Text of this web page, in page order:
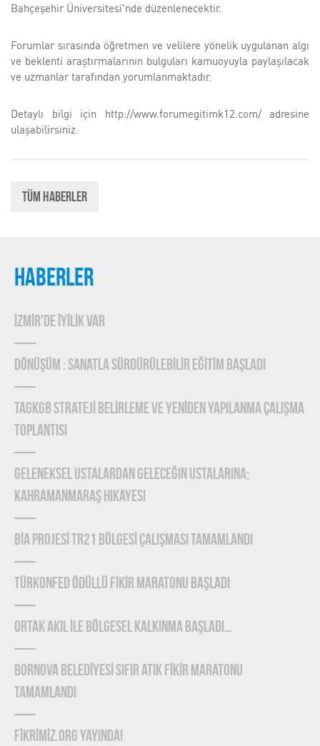
Bahçeşehir Üniversitesi'nde düzenlenecektir.
Forumlar sırasında öğretmen ve velilere yönelik uygulanan algı
ve beklenti araştırmalarının bulguları kamuoyuyla paylaşılacak
ve uzmanlar tarafından yorumlanmaktadır.
Detaylı bilgi için http://www.forumegitimk12.com/ adresine
ulaşabilirsiniz.
Tüm Haberler
HABERLER
İZMİR'DE İYİLİK VAR
DÖNÜŞÜM : SANATLA SÜRDÜRÜLEBİLİR EĞİTİM BAŞLADI
TAGKGB STRATEJİ BELİRLEME ve YENİDEN YAPILANMA ÇALIŞMA
TOPLANTISI
Geleneksel Ustalardan Geleceğin Ustalarına;
Kahramanmaraş Hikayesi
BİA PROJESİ TR21 BÖLGESİ ÇALIŞMASI TAMAMLANDI
TÜRKONFED Ödüllü FİKİR Maratonu Başladı
ORTAK AKIL İLE BÖLGESEL KALKINMA BAŞLADI…
BORNOVA BELEDİYESİ SIFIR ATIK FİKİR MARATONU
TAMAMLANDI
FİKRİMİZ.ORG YAYINDA!